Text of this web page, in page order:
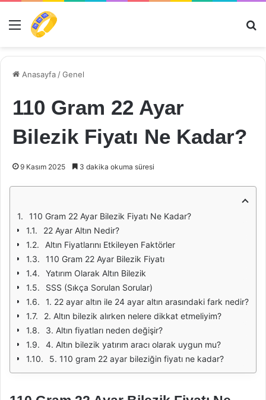
Menü
Anasayfa /Genel
110 Gram 22 Ayar
Bilezik Fiyatı Ne Kadar?
9 Kasım 2025 3 dakika okuma süresi
110 Gram 22 Ayar Bilezik Fiyatı Ne Kadar?
22 Ayar Altın Nedir?
Altın Fiyatlarını Etkileyen Faktörler
110 Gram 22 Ayar Bilezik Fiyatı
Yatırım Olarak Altın Bilezik
SSS (Sıkça Sorulan Sorular)
1. 22 ayar altın ile 24 ayar altın arasındaki fark nedir?
2. Altın bilezik alırken nelere dikkat etmeliyim?
3. Altın fiyatları neden değişir?
4. Altın bilezik yatırım aracı olarak uygun mu?
5. 110 gram 22 ayar bileziğin fiyatı ne kadar?